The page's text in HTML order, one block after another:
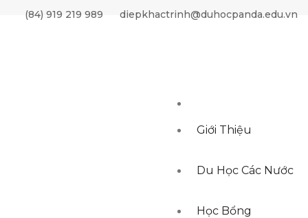
(84) 919 219 989 diepkhactrinh@duhocpanda.edu.vn
Giới Thiệu
Du Học Các Nước
Học Bổng